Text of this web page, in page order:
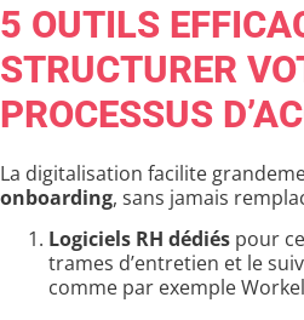
5 OUTILS
STRUCTURER
PROCESSUS
La digitalisation facilite
onboarding, sans jamais
Logiciels RH dédiés pour
trames d’entretien et le
comme par exemple